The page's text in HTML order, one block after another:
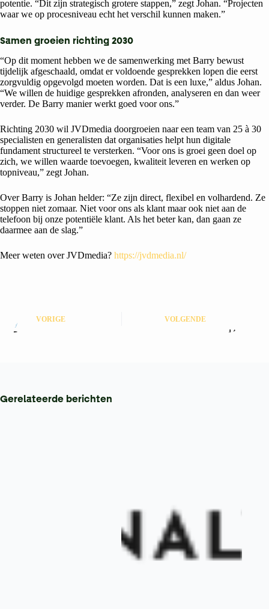
potentie. “Dit zijn strategisch grotere stappen,” zegt Johan. “Projecten
waar we op procesniveau echt het verschil kunnen maken.”
Samen groeien richting 2030
“Op dit moment hebben we de samenwerking met Barry bewust
tijdelijk afgeschaald, omdat er voldoende gesprekken lopen die eerst
zorgvuldig opgevolgd moeten worden. Dat is een luxe,” aldus Johan.
“We willen de huidige gesprekken afronden, analyseren en dan weer
verder. De Barry manier werkt goed voor ons.”
Richting 2030 wil JVDmedia doorgroeien naar een team van 25 à 30
specialisten en generalisten dat organisaties helpt hun digitale
fundament structureel te versterken. “Voor ons is groei geen doel op
zich, we willen waarde toevoegen, kwaliteit leveren en werken op
topniveau,” zegt Johan.
Over Barry is Johan helder: “Ze zijn direct, flexibel en volhardend. Ze
stoppen niet zomaar. Niet voor ons als klant maar ook niet aan de
telefoon bij onze potentiële klant. Als het beter kan, dan gaan ze
daarmee aan de slag.”
Meer weten over JVDmedia? https://jvdmedia.nl/
VORIGE VOLGENDE
Gerelateerde berichten